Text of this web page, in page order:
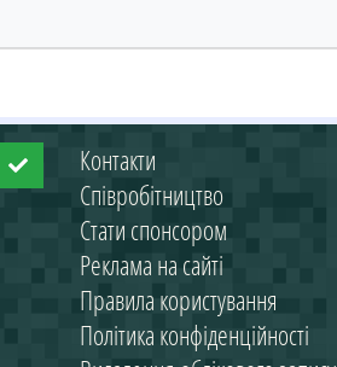
Контакти
Співробітництво
Стати спонсором
Реклама на сайті
Правила користування
Політика конфіденційності